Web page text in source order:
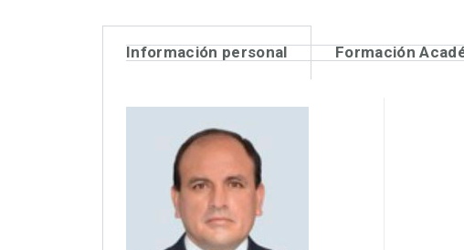
Información personal Formación